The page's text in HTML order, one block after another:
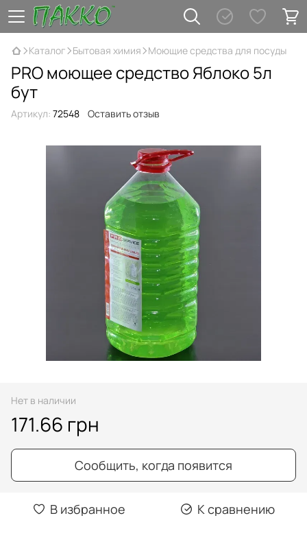
Каталог Бытовая химия Моющие средства для посуды
PRO моющее средство Яблоко 5л
бут
Артикул: 72548 Оставить отзыв
Нет в наличии
171.66 грн
Сообщить, когда появится
В избранное К сравнению